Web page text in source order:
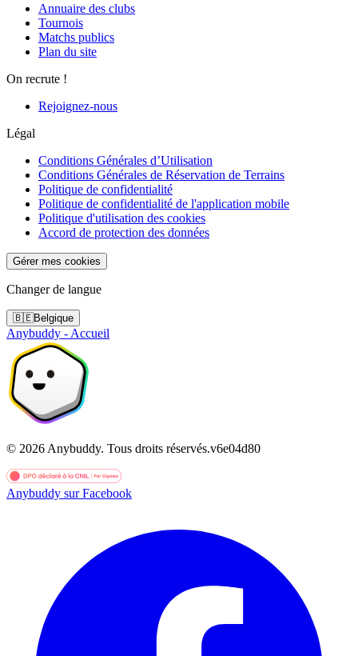
Annuaire des clubs
Tournois
Matchs publics
Plan du site
On recrute !
Rejoignez-nous
Légal
Conditions Générales d’Utilisation
Conditions Générales de Réservation de Terrains
Politique de confidentialité
Politique de confidentialité de l'application mobile
Politique d'utilisation des cookies
Accord de protection des données
Gérer mes cookies
Changer de langue
🇧🇪Belgique
Anybuddy - Accueil
© 2026 Anybuddy. Tous droits réservés.v6e04d80
Anybuddy sur Facebook